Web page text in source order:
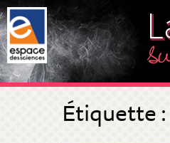
Étiquette :